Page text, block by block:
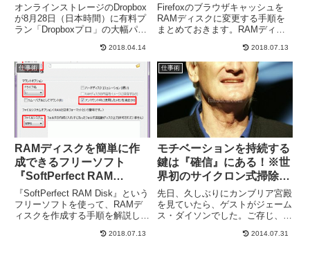
オンラインストレージのDropbox
が8月28日（日本時間）に有料プ
ラン「Dropboxプロ」の大幅パワ
イテムにパスワードを設定した
り、有効期限を設定できるように
なったりと、共有機能がパワーア
ップした他、遠隔削...
2018.04.14
Firefoxのブラウザキャッシュを
RAMディスクに変更する手順を
まとめておきます。RAMディス
クを簡単に作成できるフリーソフ
ト『SoftPerfect RAM Disk』での
作成手順』をご覧ください。
Inte...
2018.07.13
仕事術
RAMディスクを簡単に作
成できるフリーソフト
『SoftPerfect RAM
Disk』での作成手順
『SoftPerfect RAM Disk』という
フリーソフトを使って、RAMデ
ィスクを作成する手順を解説しま
ストール『SoftPerfect RAM2018.07.13
仕事術
モチベーションを持続する
鍵は『確信』にある！※世
界初のサイクロン式掃除機
を発明したダイソンに学ぶ
努力を続ける秘訣
先日、久しぶりにカンブリア宮殿
を見ていたら、ゲストがジェーム
ス・ダイソンでした。ご存じ、
掃除機』というキャッチフレーズ
2014.07.31